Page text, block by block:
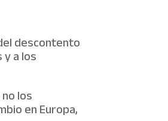
descontento
a los
los
en Europa,